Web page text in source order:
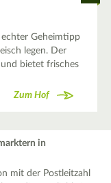
echter Geheimtipp
legen. Der
bietet frisches
Zum Hof
in
mit der Postleitzahl